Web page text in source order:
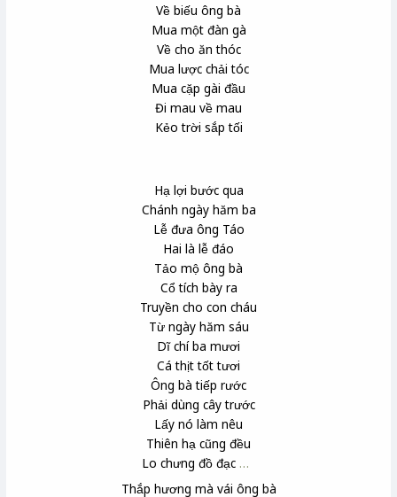
Về biếu ông bà
Mua một đàn gà
Về cho ăn thóc
Mua lược chải tóc
Mua cặp gài đầu
Đi mau về mau
Kẻo trời sắp tối
Hạ lợi bước qua
Chánh ngày hăm ba
Lễ đưa ông Táo
Hai là lễ đáo
Tảo mộ ông bà
Cổ tích bày ra
Truyền cho con cháu
Từ ngày hăm sáu
Dĩ chíba mươi
Cá thịt tốt tươi
Ông bà tiếp rước
Phải dùng cây trước
Lấy nó làm nêu
Thiên hạ cũng đều
Lo chưng đồ đạc …
Thắp hương mà vái ông bà